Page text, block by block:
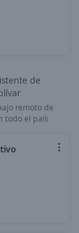
de
remoto de
todo el país